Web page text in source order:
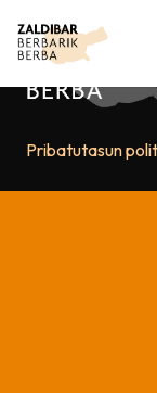
Pribatutasun